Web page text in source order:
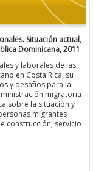
Situación actual,
Dominicana, 2011
y laborales de las
en Costa Rica, su
y desafíos para la
migratoria
sobre la situación y
migrantes
construcción, servicio